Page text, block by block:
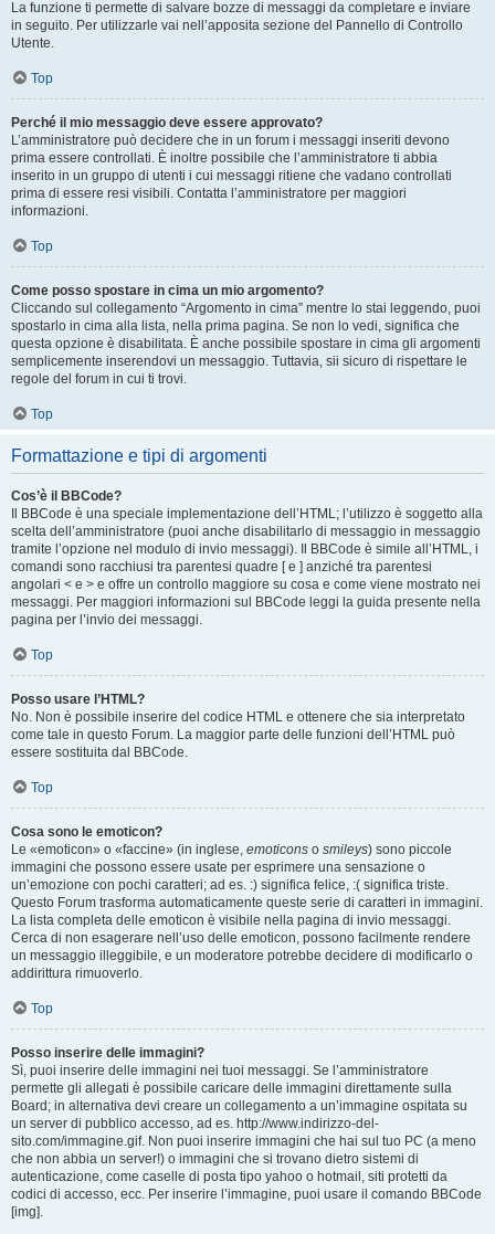
La funzione ti permette di salvare bozze di messaggi da completare e inviare
in seguito. Per utilizzarle vai nell’apposita sezione del Pannello di Controllo
Utente.
Top
Perché il mio messaggio deve essere approvato?
L’amministratore può decidere che in un forum i messaggi inseriti devono
prima essere controllati. È inoltre possibile che l’amministratore ti abbia
inserito in un gruppo di utenti i cui messaggi ritiene che vadano controllati
prima di essere resi visibili. Contatta l’amministratore per maggiori
informazioni.
Top
Come posso spostare in cima un mio argomento?
Cliccando sul collegamento “Argomento in cima” mentre lo stai leggendo, puoi
spostarlo in cima alla lista, nella prima pagina. Se non lo vedi, significa che
questa opzione è disabilitata. È anche possibile spostare in cima gli argomenti
semplicemente inserendovi un messaggio. Tuttavia, sii sicuro di rispettare le
regole del forum in cui ti trovi.
Top
Formattazione e tipi di argomenti
Cos’è il BBCode?
Il BBCode è una speciale implementazione dell’HTML; l’utilizzo è soggetto alla
scelta dell’amministratore (puoi anche disabilitarlo di messaggio in messaggio
tramite l’opzione nel modulo di invio messaggi). Il BBCode è simile all’HTML, i
comandi sono racchiusi tra parentesi quadre [ e ] anziché tra parentesi
angolari < e > e offre un controllo maggiore su cosa e come viene mostrato nei
messaggi. Per maggiori informazioni sul BBCode leggi la guida presente nella
pagina per l’invio dei messaggi.
Top
Posso usare l’HTML?
No. Non è possibile inserire del codice HTML e ottenere che sia interpretato
come tale in questo Forum. La maggior parte delle funzioni dell’HTML può
essere sostituita dal BBCode.
Top
Cosa sono le emoticon?
Le «emoticon» o «faccine» (in inglese, emoticons o smileys) sono piccole
immagini che possono essere usate per esprimere una sensazione o
un’emozione con pochi caratteri; ad es. :) significa felice, :( significa triste.
Questo Forum trasforma automaticamente queste serie di caratteri in immagini.
La lista completa delle emoticon è visibile nella pagina di invio messaggi.
Cerca di non esagerare nell’uso delle emoticon, possono facilmente rendere
un messaggio illeggibile, e un moderatore potrebbe decidere di modificarlo o
addirittura rimuoverlo.
Top
Posso inserire delle immagini?
Sì, puoi inserire delle immagini nei tuoi messaggi. Se l’amministratore
permette gli allegati è possibile caricare delle immagini direttamente sulla
Board; in alternativa devi creare un collegamento a un’immagine ospitata su
un server di pubblico accesso, ad es. http://www.indirizzo-del-
sito.com/immagine.gif. Non puoi inserire immagini che hai sul tuo PC (a meno
che non abbia un server!) o immagini che si trovano dietro sistemi di
autenticazione, come caselle di posta tipo yahoo o hotmail, siti protetti da
codici di accesso, ecc. Per inserire l’immagine, puoi usare il comando BBCode
[img].